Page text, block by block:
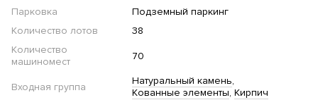
Парковка
Подземный паркинг
Количество лотов
38
Количество
машиномест
70
Входная группа
Натуральный камень
Кованные элементы Кирпич